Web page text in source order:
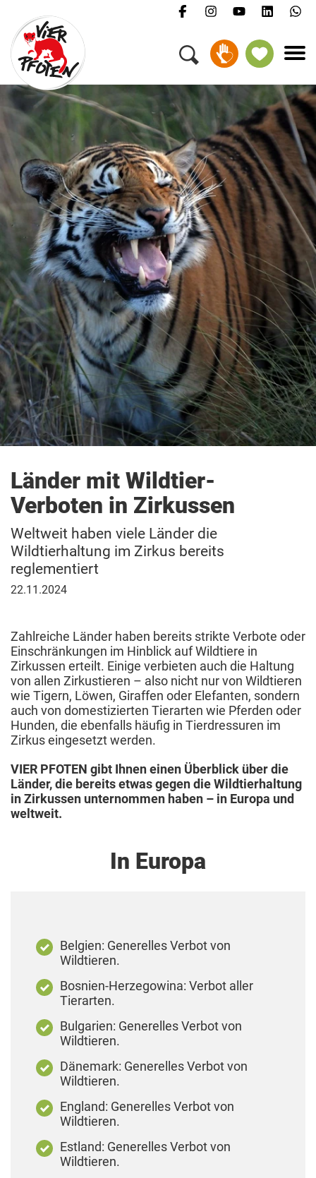
Länder mit Wildtier-
Verboten in Zirkussen
Weltweit haben viele Länder die
Wildtierhaltung im Zirkus bereits
reglementiert
22.
22.11.2024
Zahlreiche Länder haben bereits strikte Verbote oder
Einschränkungen im Hinblick auf Wildtiere in
Zirkussen erteilt. Einige verbieten auch die Haltung
von allen Zirkustieren – also nicht nur von Wildtieren
wie Tigern, Löwen, Giraffen oder Elefanten, sondern
auch von domestizierten Tierarten wie Pferden oder
Hunden, die ebenfalls häufig in Tierdressuren im
Zirkus eingesetzt werden.
VIER PFOTEN gibt Ihnen einen Überblick über die
Länder, die bereits etwas gegen die Wildtierhaltung
in Zirkussen unternommen haben – in Europa und
weltweit.
In Europa
Belgien: Generelles Verbot von
Wildtieren.
Bosnien-Herzegowina: Verbot aller
Tierarten.
Bulgarien: Generelles Verbot von
Wildtieren.
Dänemark: Generelles Verbot von
Wildtieren.
England: Generelles Verbot von
Wildtieren.
Estland: Generelles Verbot von
Wildtieren.